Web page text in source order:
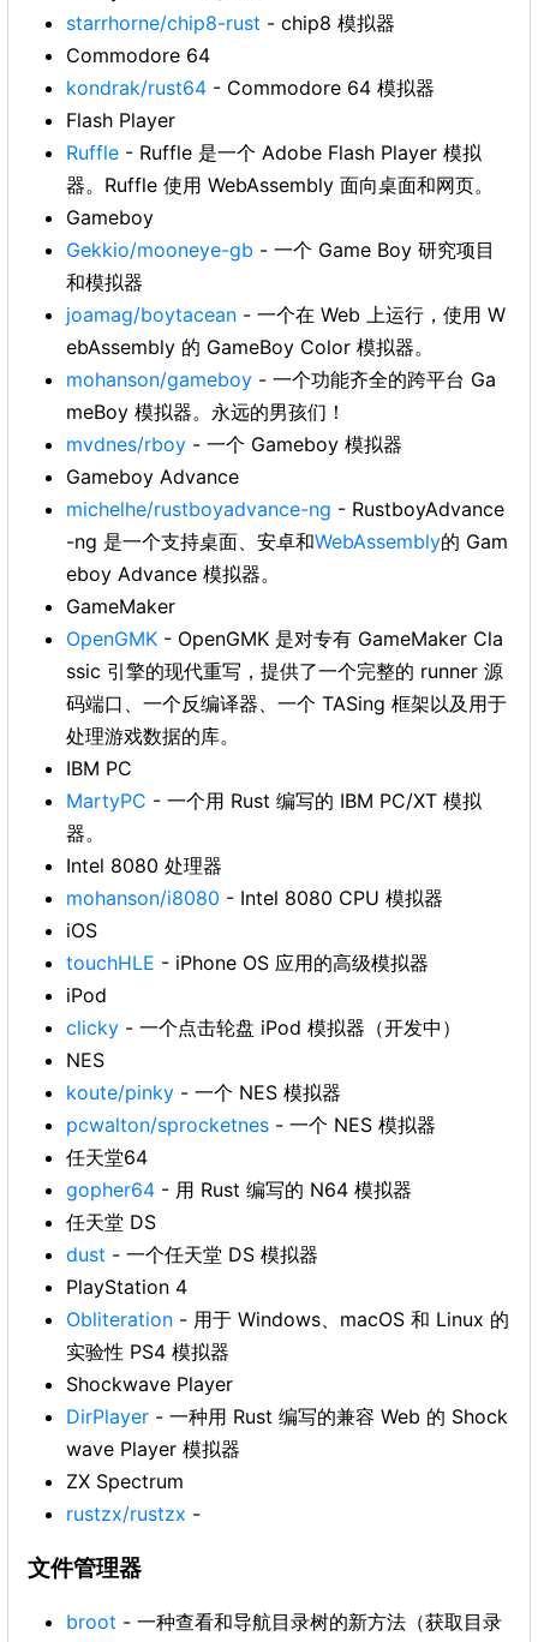
starrhorne/chip8-rust - chip8 模拟器
Commodore 64
kondrak/rust64 - Commodore 64 模拟器
Flash Player
Ruffle - Ruffle 是一个 Adobe Flash Player 模拟
器。Ruffle 使用 WebAssembly 面向桌面和网页。
Gameboy
Gekkio/mooneye-gb - 一个 Game Boy 研究项目
和模拟器
joamag/boytacean - 一个在 Web 上运行，使用 W
ebAssembly 的 GameBoy Color 模拟器。
mohanson/gameboy - 一个功能齐全的跨平台 Ga
meBoy 模拟器。永远的男孩们！
mvdnes/rboy - 一个 Gameboy 模拟器
Gameboy Advance
michelhe/rustboyadvance-ng - RustboyAdvance
-ng 是一个支持桌面、安卓和WebAssembly的 Gam
eboy Advance 模拟器。
GameMaker
OpenGMK - OpenGMK 是对专有 GameMaker Cla
ssic 引擎的现代重写，提供了一个完整的 runner 源
码端口、一个反编译器、一个 TASing 框架以及用于
处理游戏数据的库。
IBM PC
MartyPC - 一个用 Rust 编写的 IBM PC/XT 模拟
器。
Intel 8080 处理器
mohanson/i8080 - Intel 8080 CPU 模拟器
iOS
touchHLE - iPhone OS 应用的高级模拟器
iPod
clicky - 一个点击轮盘 iPod 模拟器（开发中）
NES
koute/pinky - 一个 NES 模拟器
pcwalton/sprocketnes - 一个 NES 模拟器
任天堂64
gopher64 - 用 Rust 编写的 N64 模拟器
任天堂 DS
dust - 一个任天堂 DS 模拟器
PlayStation 4
Obliteration - 用于 Windows、macOS 和 Linux 的
实验性 PS4 模拟器
Shockwave Player
DirPlayer - 一种用 Rust 编写的兼容 Web 的 Shock
wave Player 模拟器
ZX Spectrum
rustzx/rustzx -
文件管理器
broot - 一种查看和导航目录树的新方法（获取目录